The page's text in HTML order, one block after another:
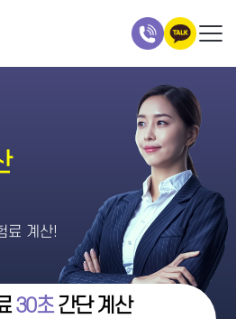
료 계산!
30초간단 계산